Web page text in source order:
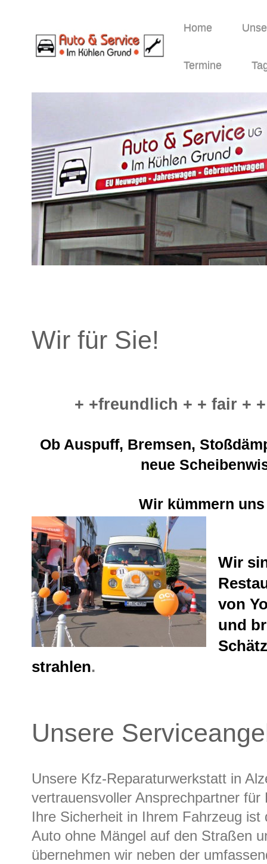
Home
Termine
Wir für Sie!
+ +freundlich + + fair + +
Ob Auspuff, Bremsen,
neue
Wir kümmern
Wir
von
und
strahlen.
Unsere
Unsere Kfz-Reparaturwerkstatt in
vertrauensvoller Ansprechpartner für
Ihre Sicherheit in Ihrem Fahrzeug ist
Auto ohne Mängel auf den Straßen
übernehmen wir neben der